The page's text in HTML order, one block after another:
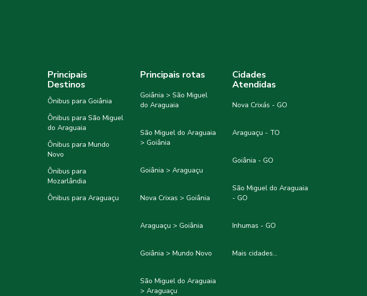
Principais
Destinos
Ônibus para Goiânia
Ônibus para São Miguel
do Araguaia
Ônibus para Mundo
Novo
Ônibus para
Mozarlândia
Ônibus para Araguaçu
Principais rotas
Goiânia > São Miguel
do Araguaia
São Miguel do Araguaia
> Goiânia
Goiânia > Araguaçu
Nova Crixas > Goiânia
Araguaçu > Goiânia
Goiânia > Mundo Novo
São Miguel do Araguaia
> Araguaçu
Cidades
Atendidas
Nova Crixás - GO
Araguaçu - TO
Goiânia - GO
São Miguel do Araguaia
- GO
Inhumas - GO
Mais cidades...